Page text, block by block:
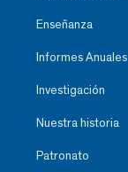
Enseñanza
Informes Anuales
Investigación
Nuestra historia
Patronato